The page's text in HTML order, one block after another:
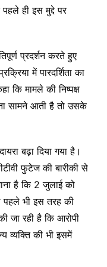
ही इस मुद्दे पर
प्रदर्शन करते हुए
में पारदर्शिता का
कि मामले की निष्पक्ष
सामने आती है तो उसके
बढ़ा दिया गया है।
फुटेज की बारीकी से
है कि 2 जुलाई को
पहले भी इस तरह की
जा रही है कि आरोपी
व्यक्ति की भी इसमें